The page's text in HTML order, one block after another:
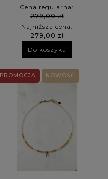
Cena regularna:
279,00 zł
Najniższa cena:
279,00 zł
Do koszyka
PROMOCJA NOWOŚĆ